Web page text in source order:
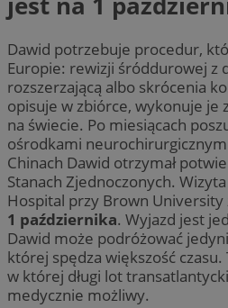
Dawid potrzebuje procedur,
Europie: rewizji śróddurowej z
rozszerzającą albo skrócenia
opisuje w zbiórce, wykonuje je
na świecie. Po miesiącach
ośrodkami
Chinach Dawid otrzymał
Stanach Zjednoczonych.
Hospital przy Brown University
1 października. Wyjazd jest
Dawid może podróżować
której spędza większość
w której długi lot
medycznie możliwy.